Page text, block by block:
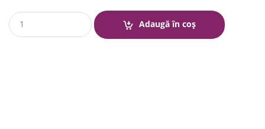
Q
u
a
Adaugă în coș